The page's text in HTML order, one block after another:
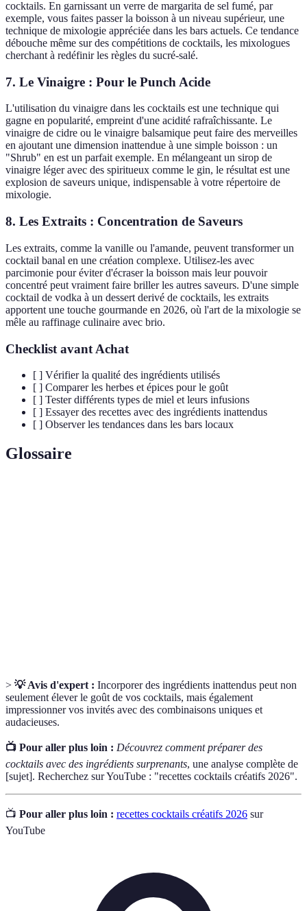
cocktails. En garnissant un verre de margarita de sel fumé, par
exemple, vous faites passer la boisson à un niveau supérieur, une
technique de mixologie appréciée dans les bars actuels. Ce tendance
débouche même sur des compétitions de cocktails, les mixologues
cherchant à redéfinir les règles du sucré-salé.
7. Le Vinaigre : Pour le Punch Acide
L'utilisation du vinaigre dans les cocktails est une technique qui
gagne en popularité, empreint d'une acidité rafraîchissante. Le
vinaigre de cidre ou le vinaigre balsamique peut faire des merveilles
en ajoutant une dimension inattendue à une simple boisson : un
"Shrub" en est un parfait exemple. En mélangeant un sirop de
vinaigre léger avec des spiritueux comme le gin, le résultat est une
explosion de saveurs unique, indispensable à votre répertoire de
mixologie.
8. Les Extraits : Concentration de Saveurs
Les extraits, comme la vanille ou l'amande, peuvent transformer un
cocktail banal en une création complexe. Utilisez-les avec
parcimonie pour éviter d'écraser la boisson mais leur pouvoir
concentré peut vraiment faire briller les autres saveurs. D'une simple
cocktail de vodka à un dessert derivé de cocktails, les extraits
apportent une touche gourmande en 2026, où l'art de la mixologie se
mêle au raffinage culinaire avec brio.
Checklist avant Achat
[ ] Vérifier la qualité des ingrédients utilisés
[ ] Comparer les herbes et épices pour le goût
[ ] Tester différents types de miel et leurs infusions
[ ] Essayer des recettes avec des ingrédients inattendus
[ ] Observer les tendances dans les bars locaux
Glossaire
> 💡 Avis d'expert : Incorporer des ingrédients inattendus peut non
seulement élever le goût de vos cocktails, mais également
impressionner vos invités avec des combinaisons uniques et
audacieuses.
📺 Pour aller plus loin : Découvrez comment préparer des
cocktails avec des ingrédients surprenants, une analyse complète de
[sujet]. Recherchez sur YouTube : "recettes cocktails créatifs 2026".
📺 Pour aller plus loin : recettes cocktails créatifs 2026 sur
YouTube